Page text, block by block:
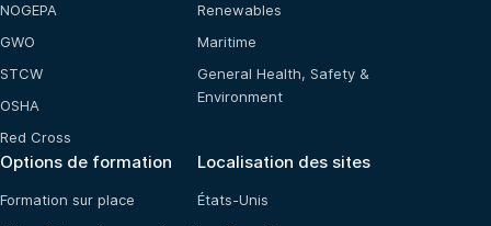
NOGEPA
GWO
STCW
OSHA
Red Cross
Renewables
Maritime
General Health, Safety &
Environment
Options de formation
Formation sur place
Localisation des sites
États-Unis